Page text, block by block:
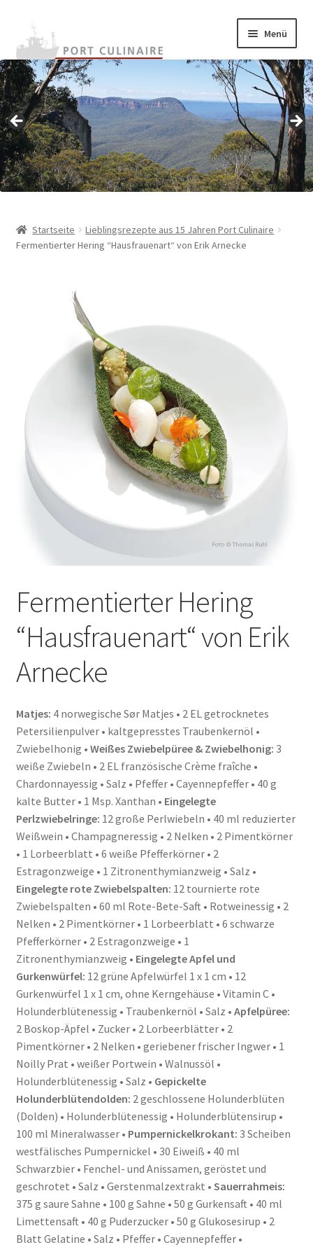
Navigation
springen
Zum
Inhalt
springen
Menü
Home
Onlineshop
Warenkunde
Rezepte
Termine
Startseite
Lieblingsrezepte aus 15 Jahren Port Culinaire
Fermentierter Hering “Hausfrauenart“ von Erik Arnecke
Fermentierter Hering
“Hausfrauenart“ von Erik
Arnecke
Matjes: 4 norwegische Sør Matjes • 2 EL getrocknetes
Petersilienpulver • kaltgepresstes Traubenkernöl •
Zwiebelhonig • Weißes Zwiebelpüree & Zwiebelhonig: 3
weiße Zwiebeln • 2 EL französische Crème fraîche •
Chardonnayessig • Salz • Pfeffer • Cayennepfeffer • 40 g
kalte Butter • 1 Msp. Xanthan • Eingelegte
Perlzwiebelringe: 12 große Perlwiebeln • 40 ml reduzierter
Weißwein • Champagneressig • 2 Nelken • 2 Pimentkörner
• 1 Lorbeerblatt • 6 weiße Pfefferkörner • 2
Estragonzweige • 1 Zitronenthymianzweig • Salz •
Eingelegte rote Zwiebelspalten: 12 tournierte rote
Zwiebelspalten • 60 ml Rote-Bete-Saft • Rotweinessig • 2
Nelken • 2 Pimentkörner • 1 Lorbeerblatt • 6 schwarze
Pfefferkörner • 2 Estragonzweige • 1
Zitronenthymianzweig • Eingelegte Apfel und
Gurkenwürfel: 12 grüne Apfelwürfel 1 x 1 cm • 12
Gurkenwürfel 1 x 1 cm, ohne Kerngehäuse • Vitamin C •
Holunderblütenessig • Traubenkernöl • Salz • Apfelpüree:
2 Boskop-Äpfel • Zucker • 2 Lorbeerblätter • 2
Pimentkörner • 2 Nelken • geriebener frischer Ingwer • 1
Noilly Prat • weißer Portwein • Walnussöl •
Holunderblütenessig • Salz • Gepickelte
Holunderblütendolden: 2 geschlossene Holunderblüten
(Dolden) • Holunderblütenessig • Holunderblütensirup •
100 ml Mineralwasser • Pumpernickelkrokant: 3 Scheiben
westfälisches Pumpernickel • 30 Eiweiß • 40 ml
Schwarzbier • Fenchel- und Anissamen, geröstet und
geschrotet • Salz • Gerstenmalzextrakt • Sauerrahmeis:
375 g saure Sahne • 100 g Sahne • 50 g Gurkensaft • 40 ml
Limettensaft • 40 g Puderzucker • 50 g Glukosesirup • 2
Blatt Gelatine • Salz • Pfeffer • Cayennepfeffer •